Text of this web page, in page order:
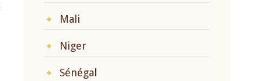
Mali
Niger
Sénégal